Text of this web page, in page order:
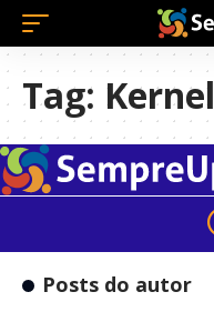
Tag: Kernel
Posts do autor